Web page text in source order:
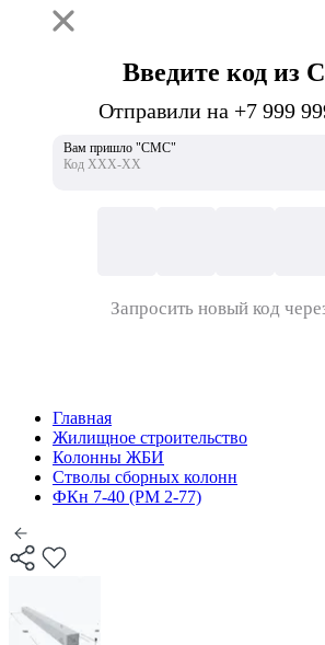
Введите код из
Отправили на +7 999
Вам пришло "СМС"
Код ХХХ-ХХ
Запросить новый код
Главная
Жилищное строительство
Колонны ЖБИ
Стволы сборных колонн
ФКн 7-40 (РМ 2-77)